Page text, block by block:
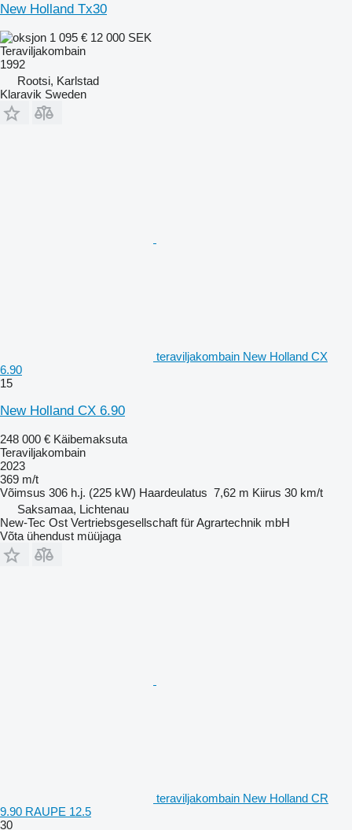
New Holland Tx30
1 095 € 12 000 SEK
Teraviljakombain
1992
Rootsi, Karlstad
Klaravik Sweden
teraviljakombain New Holland CX
6.90
15
New Holland CX 6.90
248 000 € Käibemaksuta
Teraviljakombain
2023
369 m/t
Võimsus 306 h.j. (225 kW) Haardeulatus 7,62 m Kiirus 30 km/t
Saksamaa, Lichtenau
New-Tec Ost Vertriebsgesellschaft für Agrartechnik mbH
Võta ühendust müüjaga
teraviljakombain New Holland CR
9.90 RAUPE 12.5
30